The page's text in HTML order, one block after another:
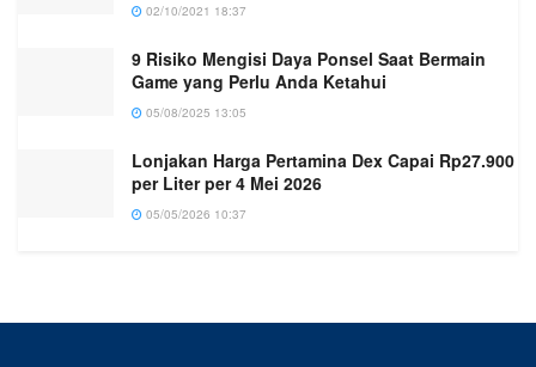
02/10/2021 18:37
9 Risiko Mengisi Daya Ponsel Saat Bermain
Game yang Perlu Anda Ketahui
05/08/2025 13:05
Lonjakan Harga Pertamina Dex Capai Rp27.900
per Liter per 4 Mei 2026
05/05/2026 10:37